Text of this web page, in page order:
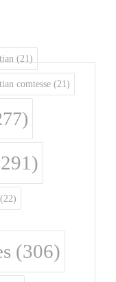
(21)
comtesse (21)
(22)
(306)